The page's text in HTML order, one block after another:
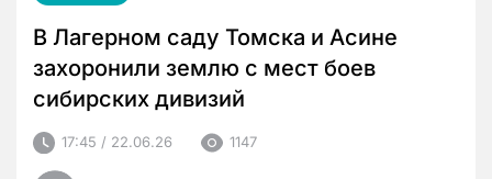
В Лагерном саду Томска и Асине
захоронили землю с мест боев
сибирских дивизий
17:45 / 22.06.26 1147